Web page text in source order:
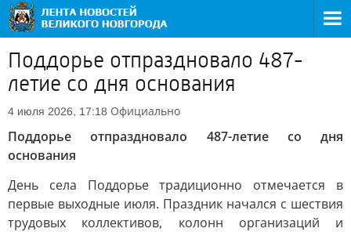
Поддорье отпраздновало 487-
летие со дня основания
4 июля 2026, 17:18 Официально
Поддорье отпраздновало 487-летие со дня
основания
День села Поддорье традиционно отмечается в
первые выходные июля. Праздник начался с шествия
трудовых коллективов, колонн организаций и